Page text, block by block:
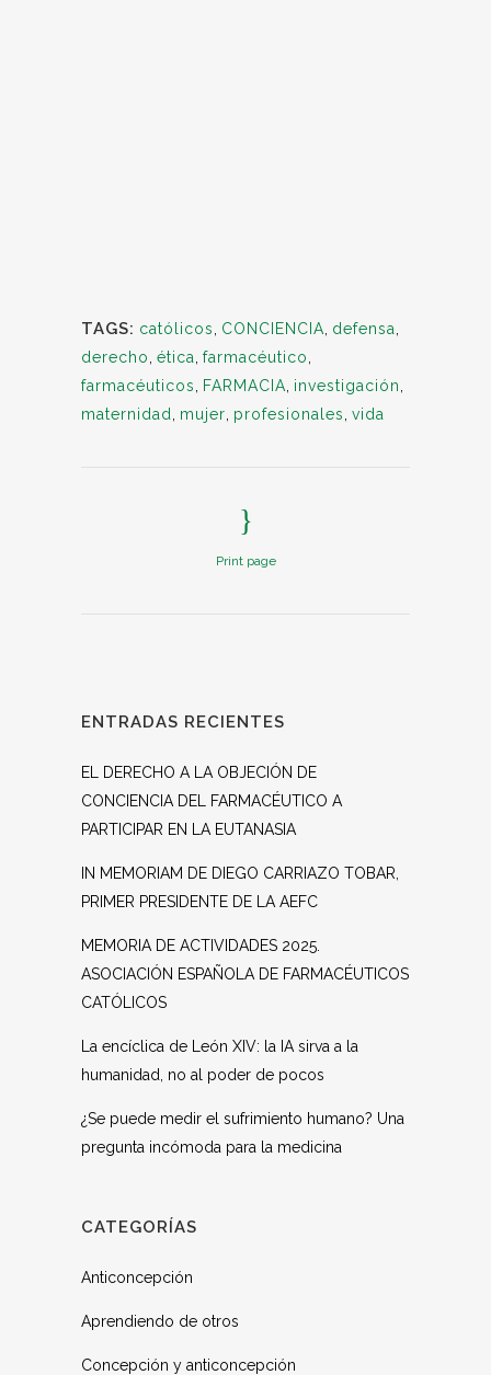
TAGS: católicos CONCIENCIA defensa
derecho ética farmacéutico
farmacéuticos
FARMACIA investigación
maternidad
mujer profesionales vida
Print page
ENTRADAS RECIENTES
EL DERECHO A LA OBJECIÓN DE
CONCIENCIA DEL FARMACÉUTICO A
PARTICIPAR EN LA EUTANASIA
IN MEMORIAM DE DIEGO CARRIAZO TOBAR,
PRIMER PRESIDENTE DE LA AEFC
MEMORIA DE ACTIVIDADES 2025.
ASOCIACIÓN ESPAÑOLA DE FARMACÉUTICOS
CATÓLICOS
La encíclica de León XIV: la IA sirva a la
humanidad, no al poder de pocos
¿Se puede medir el sufrimiento humano? Una
pregunta incómoda para la medicina
CATEGORÍAS
Anticoncepción
Aprendiendo de otros
Concepción y anticoncepción